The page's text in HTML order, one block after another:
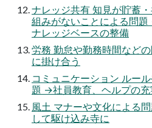
ナレッジ共有 知見が貯蓄
組みがないことによる問
ナレッジベースの整備
労務 勤怠や勤務時間など
に掛け合う
コミュニケーション ルー
題 →社員教育、ヘルプの充
風土 マナーや文化による
して駆け込み寺に